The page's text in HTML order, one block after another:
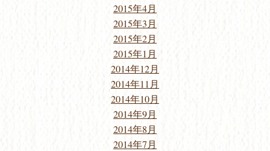
2015年4月
2015年3月
2015年2月
2015年1月
2014年12月
2014年11月
2014年10月
2014年9月
2014年8月
2014年7月